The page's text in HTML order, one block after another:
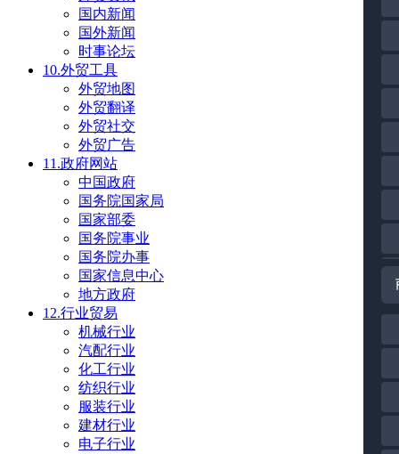
国内新闻
国外新闻
时事论坛
10.外贸工具
外贸地图
外贸翻译
外贸社交
外贸广告
11.政府网站
中国政府
国务院国家局
国家部委
国务院事业
国务院办事
国家信息中心
地方政府
12.行业贸易
机械行业
汽配行业
化工行业
纺织行业
服装行业
建材行业
电子行业